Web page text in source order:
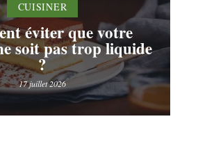
CUISINER
éviter que votre
soit pas trop liquide
?
17 juillet 2026